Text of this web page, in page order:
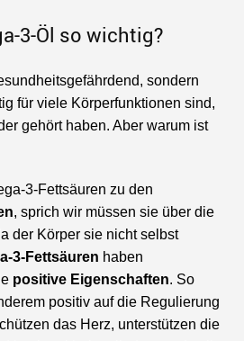
3-Öl so wichtig?
sondern
für viele Körperfunktionen sind,
gehört haben. Aber warum ist
3-Fettsäuren zu den
, sprich wir müssen sie über die
der Körper sie nicht selbst
3-Fettsäuren haben
positive Eigenschaften. So
positiv auf die Regulierung
das Herz, unterstützen die